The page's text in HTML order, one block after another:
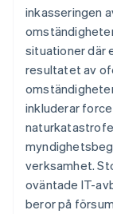
inkasseringen
situationer där
resultatet av
inkluderar
verksamhet.
oväntade IT-
beror på